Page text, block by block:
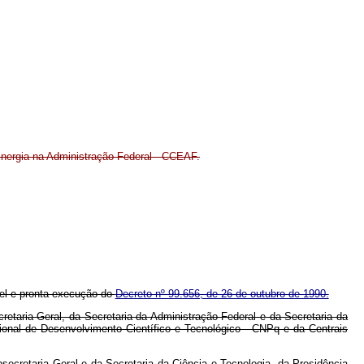
na Administração Federal - CCEAF.
e pronta execução doDecreto nº 99.656, de 26 de outubro de 1990.
Geral, da Secretaria da Administração Federal e da Secretaria da
de Desenvolvimento Científico e Tecnológico - CNPq e da Centrais